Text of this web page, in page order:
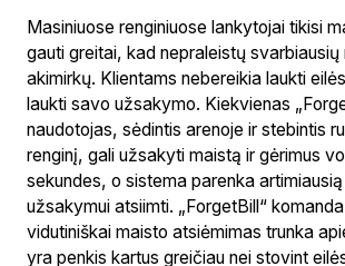
Masiniuose renginiuose lankytojai tikisi
gauti greitai, kad nepraleistų svarbiausių
akimirkų. Klientams nebereikia laukti
laukti savo užsakymo. Kiekvienas
naudotojas, sėdintis arenoje ir stebintis
renginį, gali užsakyti maistą ir gėrimus
sekundes, o sistema parenka
užsakymui atsiimti. „ForgetBill“
vidutiniškai maisto atsiėmimas trunka
yra penkis kartus greičiau nei stovint